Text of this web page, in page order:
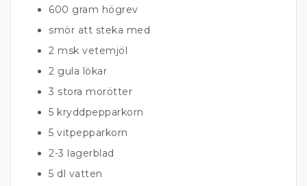
600 gram högrev
smör att steka med
2 msk vetemjöl
2 gula lökar
3 stora morötter
5 kryddpepparkorn
5 vitpepparkorn
2-3 lagerblad
5 dl vatten